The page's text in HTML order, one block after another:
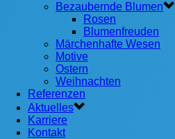
Bezaubernde Blumen
Rosen
Blumenfreuden
Märchenhafte Wesen
Motive
Ostern
Weihnachten
Referenzen
Aktuelles
Karriere
Kontakt